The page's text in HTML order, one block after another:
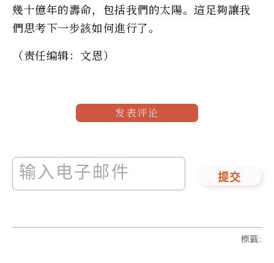
幾十億年的壽命，包括我們的太陽。這足夠讓我
們思考下一步該如何進行了。
（责任编辑：文恩）
发表评论
提交
標籤: